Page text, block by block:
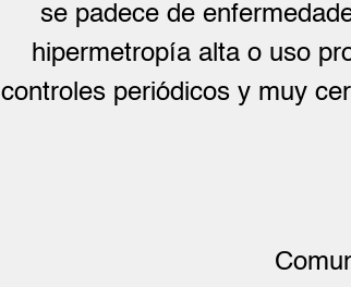
se padece de
hipermetropía alta o uso
controles periódicos y muy